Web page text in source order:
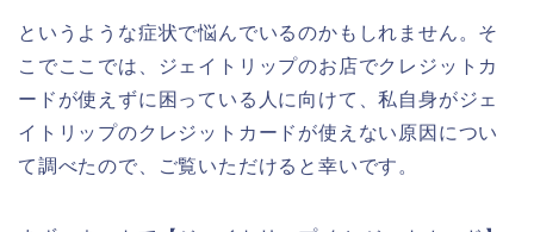
というような症状で悩んでいるのかもしれません。そ
こでここでは、ジェイトリップのお店でクレジットカ
ードが使えずに困っている人に向けて、私自身がジェ
イトリップのクレジットカードが使えない原因につい
て調べたので、ご覧いただけると幸いです。